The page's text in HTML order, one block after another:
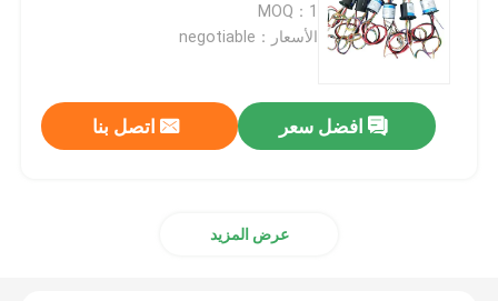
MOQ：1
الأسعار：negotiable
افضل سعر اتصل بنا
عرض المزيد